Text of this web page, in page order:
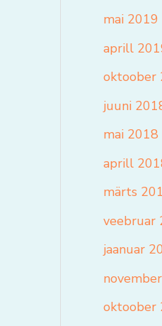
mai 2019
aprill
oktoober
juuni
mai 2018
aprill
märts
veebruar
jaanuar
oktoober